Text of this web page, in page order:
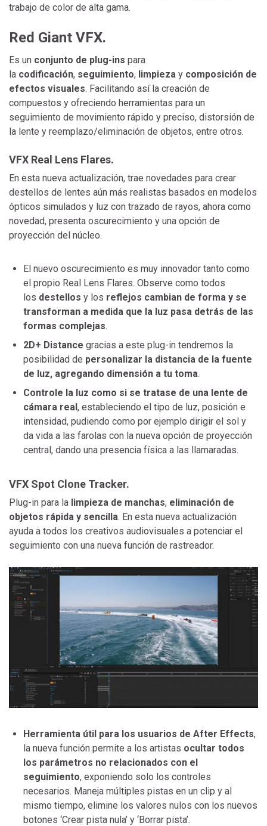
trabajo de color de alta gama.
Red Giant VFX.
Es un conjunto de plug-ins para
la codificación, seguimiento, limpieza y composición de
efectos visuales. Facilitando así la creación de
compuestos y ofreciendo herramientas para un
seguimiento de movimiento rápido y preciso, distorsión de
la lente y reemplazo/eliminación de objetos, entre otros.
VFX Real Lens Flares.
En esta nueva actualización, trae novedades para crear
destellos de lentes aún más realistas basados en modelos
ópticos simulados y luz con trazado de rayos, ahora como
novedad, presenta oscurecimiento y una opción de
proyección del núcleo.
El nuevo oscurecimiento es muy innovador tanto como
el propio Real Lens Flares. Observe como todos
los destellos y los reflejos cambian de forma y se
transforman a medida que la luz pasa detrás de las
formas complejas.
2D+ Distance gracias a este plug-in tendremos la
posibilidad de personalizar la distancia de la fuente
de luz, agregando dimensión a tu toma.
Controle la luz como si se tratase de una lente de
cámara real , estableciendo el tipo de luz, posición e
intensidad, pudiendo como por ejemplo dirigir el sol y
da vida a las farolas con la nueva opción de proyección
central, dando una presencia física a las llamaradas.
VFX Spot Clone Tracker.
Plug-in para la limpieza de manchas, eliminación de
objetos rápida y sencilla. En esta nueva actualización
ayuda a todos los creativos audiovisuales a potenciar el
seguimiento con una nueva función de rastreador.
Herramienta útil para los usuarios de After Effects,
la nueva función permite a los artistas ocultar todos
los parámetros no relacionados con el
seguimiento, exponiendo solo los controles
necesarios. Maneja múltiples pistas en un clip y al
mismo tiempo, elimine los valores nulos con los nuevos
botones ‘Crear pista nula’ y ‘Borrar pista’.